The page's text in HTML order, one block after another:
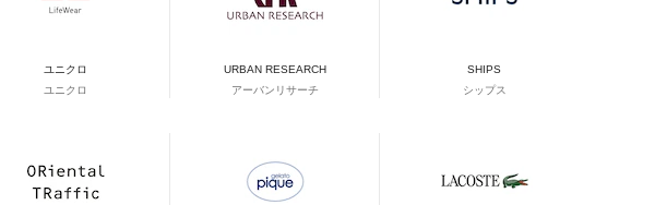
ユニクロ
ユニクロ
URBAN RESEARCH
アーバンリサーチ
SHIPS
シップス